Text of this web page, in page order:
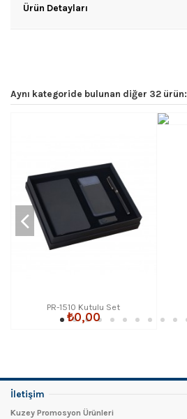
Ürün Detayları
Aynı kategoride bulunan diğer 32 ürün:
PR-1510 Kutulu Set
₺0,00
İletişim
Kuzey Promosyon Ürünleri